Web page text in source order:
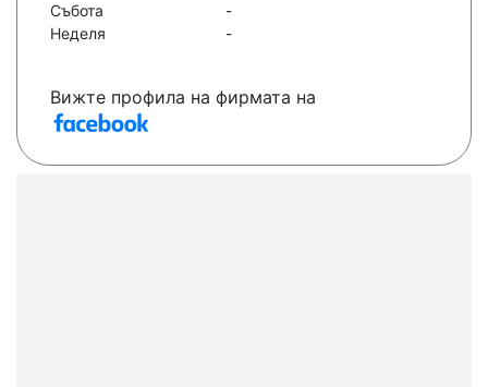
Събота
-
Неделя
-
Вижте профила на фирмата на